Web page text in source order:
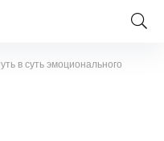
в суть эмоционального